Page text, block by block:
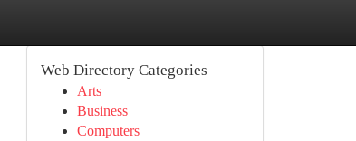
Web Directory Categories
Arts
Business
Computers